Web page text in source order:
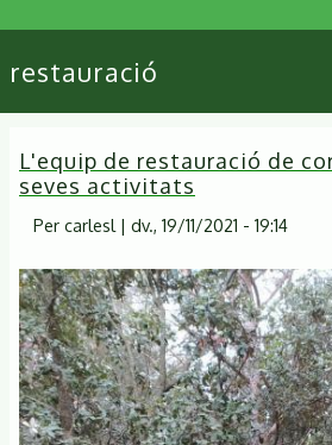
links
restauració
L'equip de restauració de
seves activitats
Per carlesl | dv., 19/11/2021 - 19:14